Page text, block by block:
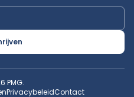
PMG.
PrivacybeleidContact